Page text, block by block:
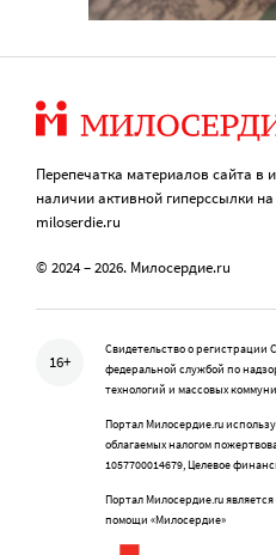
Перепечатка материалов сайта в
наличии активной гиперссылки
miloserdie.ru
© 2024 – 2026. Милосердие.ru
16+
Свидетельство о
федеральной службой по
технологий и массовых
Портал Милосердие.ru
облагаемых налогом
1057700014679, Целевое
Портал Милосердие.ru
помощи «Милосердие»